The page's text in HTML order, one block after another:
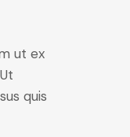
ut ex
quis